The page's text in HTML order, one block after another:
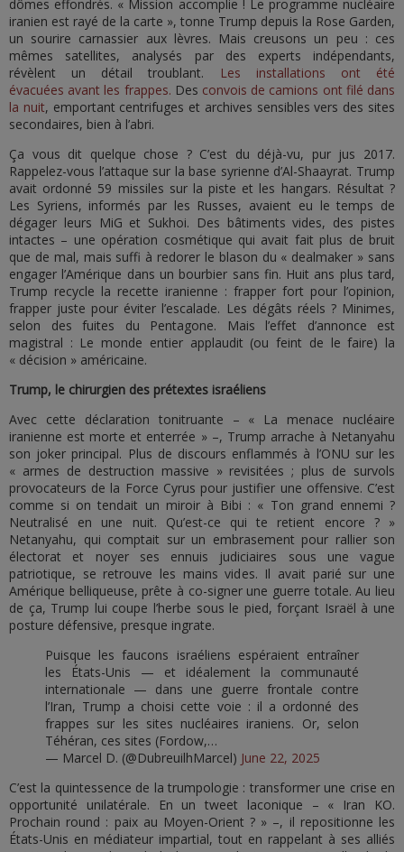
dômes effondrés. « Mission accomplie ! Le programme nucléaire
iranien est rayé de la carte », tonne Trump depuis la Rose Garden,
un sourire carnassier aux lèvres. Mais creusons un peu : ces
mêmes satellites, analysés par des experts indépendants,
révèlent un détail troublant.
Les installations ont été
évacuées avant les frappes. Des convois de camions ont filé dans
la nuit, emportant centrifuges et archives sensibles vers des sites
secondaires, bien à l’abri.
Ça vous dit quelque chose ? C’est du déjà-vu, pur jus 2017.
Rappelez-vous l’attaque sur la base syrienne d’Al-Shaayrat. Trump
avait ordonné 59 missiles sur la piste et les hangars. Résultat ?
Les Syriens, informés par les Russes, avaient eu le temps de
dégager leurs MiG et Sukhoi. Des bâtiments vides, des pistes
intactes – une opération cosmétique qui avait fait plus de bruit
que de mal, mais suffi à redorer le blason du « dealmaker » sans
engager l’Amérique dans un bourbier sans fin. Huit ans plus tard,
Trump recycle la recette iranienne : frapper fort pour l’opinion,
frapper juste pour éviter l’escalade. Les dégâts réels ? Minimes,
selon des fuites du Pentagone. Mais l’effet d’annonce est
magistral : Le monde entier applaudit (ou feint de le faire) la
« décision » américaine.
Trump, le chirurgien des prétextes israéliens
Avec cette déclaration tonitruante – « La menace nucléaire
iranienne est morte et enterrée » –, Trump arrache à Netanyahu
son joker principal. Plus de discours enflammés à l’ONU sur les
« armes de destruction massive » revisitées ; plus de survols
provocateurs de la Force Cyrus pour justifier une offensive. C’est
comme si on tendait un miroir à Bibi : « Ton grand ennemi ?
Neutralisé en une nuit. Qu’est-ce qui te retient encore ? »
Netanyahu, qui comptait sur un embrasement pour rallier son
électorat et noyer ses ennuis judiciaires sous une vague
patriotique, se retrouve les mains vides. Il avait parié sur une
Amérique belliqueuse, prête à co-signer une guerre totale. Au lieu
de ça, Trump lui coupe l’herbe sous le pied, forçant Israël à une
posture défensive, presque ingrate.
Puisque les faucons israéliens espéraient entraîner
les États-Unis — et idéalement la communauté
internationale — dans une guerre frontale contre
l’Iran, Trump a choisi cette voie : il a ordonné des
frappes sur les sites nucléaires iraniens. Or, selon
Téhéran, ces sites (Fordow,…
— Marcel D. (@DubreuilhMarcel) June 22, 2025
C’est la quintessence de la trumpologie : transformer une crise en
opportunité unilatérale. En un tweet laconique – « Iran KO.
Prochain round : paix au Moyen-Orient ? » –, il repositionne les
États-Unis en médiateur impartial, tout en rappelant à ses alliés